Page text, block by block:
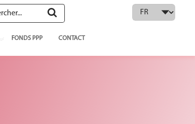
FONDS PPP CONTACT